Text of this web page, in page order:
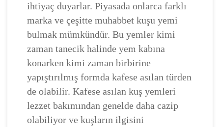
ihtiyaç duyarlar. Piyasada onlarca farklı
marka ve çeşitte muhabbet kuşu yemi
bulmak mümkündür. Bu yemler kimi
zaman tanecik halinde yem kabına
konarken kimi zaman birbirine
yapıştırılmış formda kafese asılan türden
de olabilir. Kafese asılan kuş yemleri
lezzet bakımından genelde daha cazip
olabiliyor ve kuşların ilgisini